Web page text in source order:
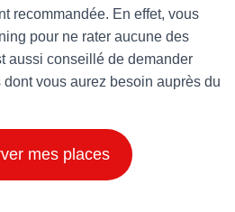
recommandée. En effet, vous
pour ne rater aucune des
aussi conseillé de demander
vous aurez besoin auprès du
mes places